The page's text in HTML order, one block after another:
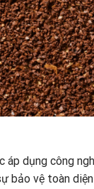
áp dụng công
bảo vệ toàn